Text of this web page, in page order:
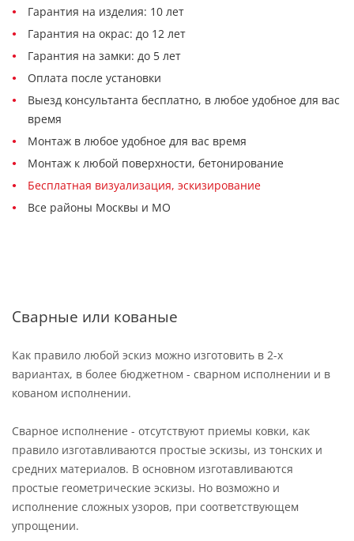
Гарантия на изделия: 10 лет
Гарантия на окрас: до 12 лет
Гарантия на замки: до 5 лет
Оплата после установки
Выезд консультанта бесплатно, в любое удобное для вас
время
Монтаж в любое удобное для вас время
Монтаж к любой поверхности, бетонирование
Бесплатная визуализация, эскизирование
Все районы Москвы и МО
Сварные или кованые
Как правило любой эскиз можно изготовить в 2-х
вариантах, в более бюджетном - сварном исполнении и в
кованом исполнении.
Сварное исполнение - отсутствуют приемы ковки, как
правило изготавливаются простые эскизы, из тонских и
средних материалов. В основном изготавливаются
простые геометрические эскизы. Но возможно и
исполнение сложных узоров, при соответствующем
упрощении.